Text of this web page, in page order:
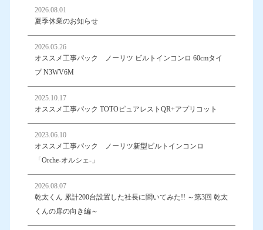
2026.08.01
夏季休業のお知らせ
2026.05.26
オススメ工事パック ノーリツ ビルトインコンロ 60cmタイ
プ N3WV6M
2025.10.17
オススメ工事パック TOTOピュアレストQR+アプリコット
2023.06.10
オススメ工事パック ノーリツ新型ビルトインコンロ
「Orche-オルシェ-」
2026.08.07
乾太くん 累計200台設置した社長に聞いてみた!! ～第3回 乾太
くんの扉の向き編～